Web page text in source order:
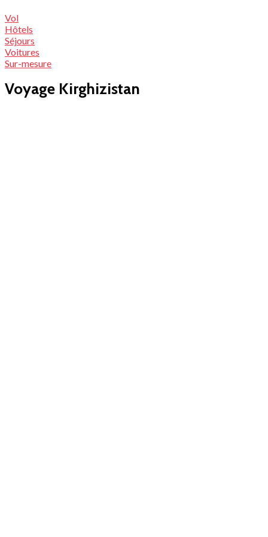
Vol
Hôtels
Séjours
Voitures
Sur-mesure
Voyage Kirghizistan